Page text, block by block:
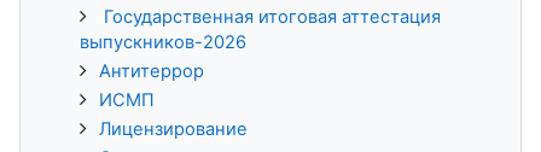
Государственная итоговая аттестация
выпускников-2026
Антитеррор
ИСМП
Лицензирование